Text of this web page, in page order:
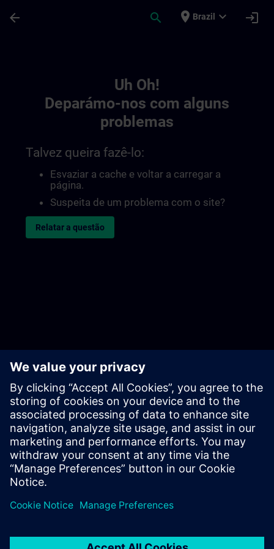
arrow_back search place Brazil expand_more login
Uh Oh!
Deparámo-nos com alguns
problemas
Talvez queira fazê-lo:
Esvaziar a cache e voltar a carregar a
página.
Suspeita de um problema com o site?
Relatar a questão